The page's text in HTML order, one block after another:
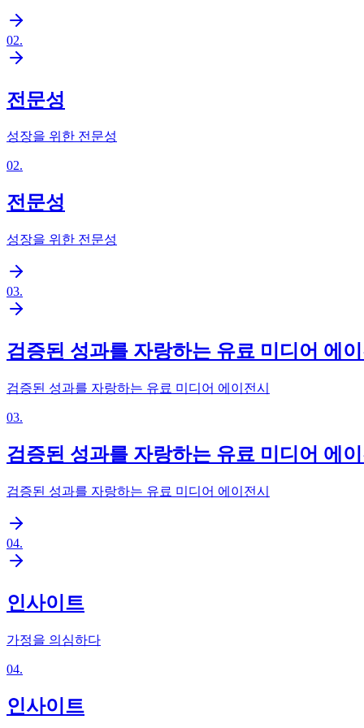
02.
전문성
성장을 위한 전문성
02.
전문성
성장을 위한 전문성
03.
검증된 성과를 자랑하는 유료 미디어 에
검증된 성과를 자랑하는 유료 미디어 에이전시
03.
검증된 성과를 자랑하는 유료 미디어 에
검증된 성과를 자랑하는 유료 미디어 에이전시
04.
인사이트
가정을 의심하다
04.
인사이트